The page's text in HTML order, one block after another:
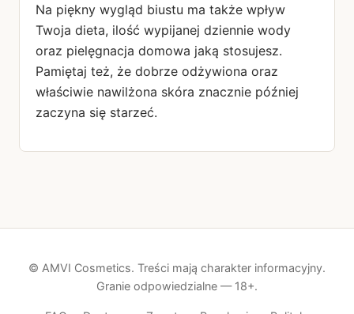
Na piękny wygląd biustu ma także wpływ
Twoja dieta, ilość wypijanej dziennie wody
oraz pielęgnacja domowa jaką stosujesz.
Pamiętaj też, że dobrze odżywiona oraz
właściwie nawilżona skóra znacznie później
zaczyna się starzeć.
© AMVI Cosmetics. Treści mają charakter informacyjny.
Granie odpowiedzialne — 18+.